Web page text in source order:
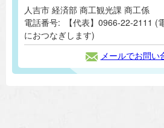
人吉市 経済部 商工観光課 商工係
電話番号:
【代表】0966-22-2111 (
におつなぎします)
メールでお問い